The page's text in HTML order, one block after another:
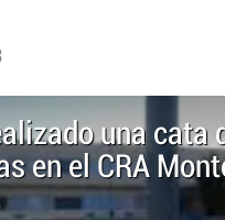
una cata
en el CRA